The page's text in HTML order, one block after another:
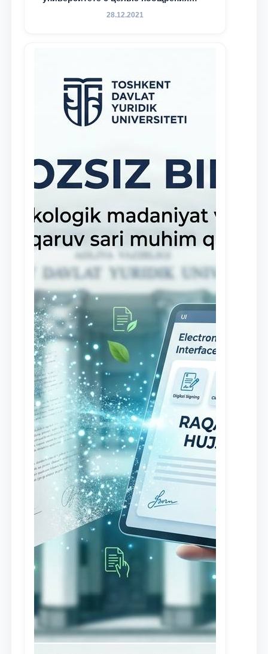
талантливых, активных и
28.12.2021